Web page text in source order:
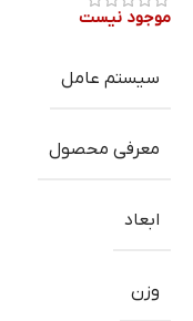
موجود نیست
سیستم عامل
معرفی محصول
ابعاد
وزن